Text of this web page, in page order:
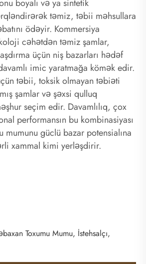
boyalı və ya sintetik
təmiz, təbii məhsullara
ödəyir. Kommersiya
cəhətdən təmiz şamlar,
üçün niş bazarları hədəf
imic yaratmağa kömək edir.
təbii, toksik olmayan təbiəti
şamlar və şəxsi qulluq
seçim edir. Davamlılıq, çox
performansın bu kombinasiyası
mumunu güclü bazar potensialına
xammal kimi yerləşdirir.
Toxumu Mumu, İstehsalçı,